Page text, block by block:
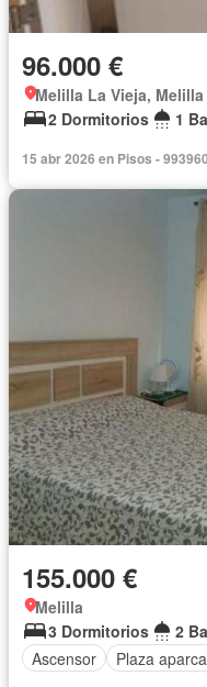
96.000 €
Melilla La Vieja, Melilla
2 Dormitorios
1
15 abr 2026 en Pisos - 993960
155.000 €
Melilla
3 Dormitorios
2
Ascensor
Plaza